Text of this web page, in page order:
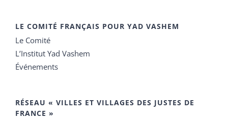
LE COMITÉ FRANÇAIS POUR YAD VASHEM
Le Comité
L’Institut Yad Vashem
Événements
RÉSEAU « VILLES ET VILLAGES DES JUSTES DE
FRANCE »